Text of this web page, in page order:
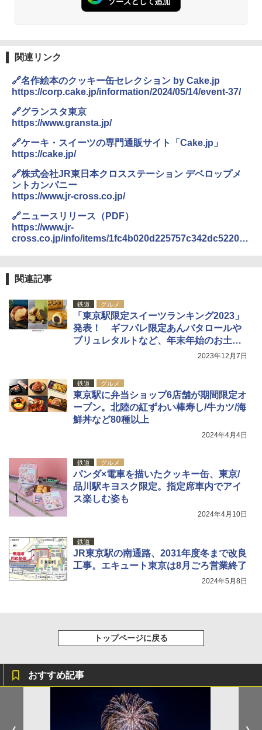
関連リンク
🔗名作絵本のクッキー缶セレクション by Cake.jp
https://corp.cake.jp/information/2024/05/14/event-37/
🔗グランスタ東京
https://www.gransta.jp/
🔗ケーキ・スイーツの専門通販サイト「Cake.jp」
https://cake.jp/
🔗株式会社JR東日本クロスステーション デベロップメ
ントカンパニー
https://www.jr-cross.co.jp/
🔗ニュースリリース（PDF）
https://www.jr-
cross.co.jp/info/items/1fc4b020d225757c342dc522063
関連記事
鉄道 グルメ
「東京駅限定スイーツランキング2023」
発表！ ギフパレ限定あんバタロールや
ブリュレタルトなど、年末年始のお土産
2023年12月7日
鉄道 グルメ
東京駅に弁当ショップ6店舗が期間限定オ
ープン。北陸の紅ずわい棒寿し/牛カツ/海
鮮丼など80種以上
2024年4月4日
鉄道 グルメ
パンダ×電車を描いたクッキー缶、東京/
品川駅キヨスク限定。指定席車内でアイ
ス楽しむ姿も
2024年4月10日
鉄道
JR東京駅の南通路、2031年度冬まで改良
工事。エキュート東京は8月ごろ営業終了
2024年5月8日
トップページに戻る
おすすめ記事